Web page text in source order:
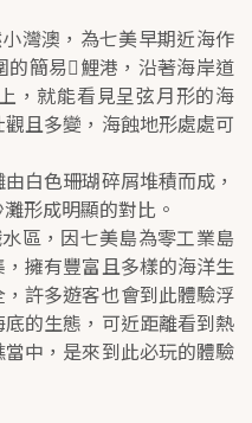
灣澳，為七美早期近海作
簡易𩵺鯉港，沿著海岸道
，就能看見呈弦月形的海
且多變，海蝕地形處處可
白色珊瑚碎屑堆積而成，
形成明顯的對比。
區，因七美島為零工業島
擁有豐富且多樣的海洋生
許多遊客也會到此體驗浮
的生態，可近距離看到熱
中，是來到此必玩的體驗